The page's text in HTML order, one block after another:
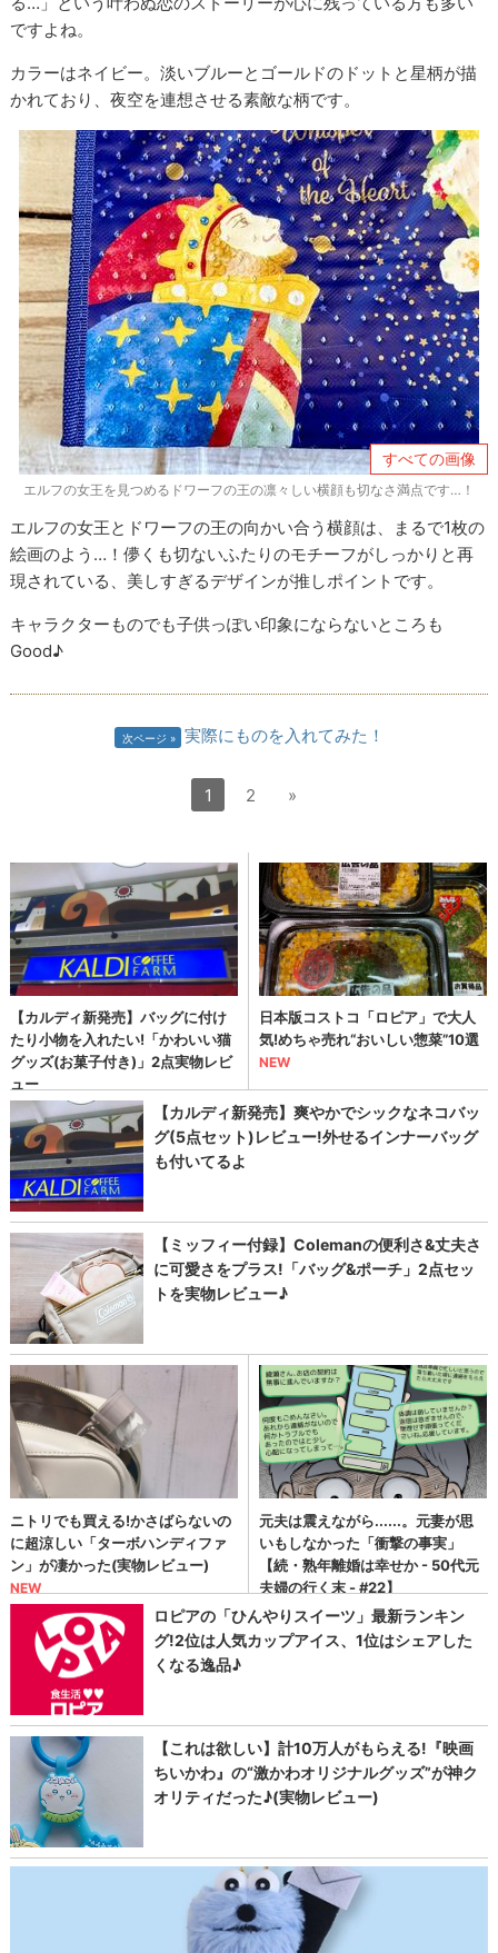
ですよね。
カラーはネイビー。淡いブルーとゴールドのドットと星柄が描
かれており、夜空を連想させる素敵な柄です。
すべての画像
エルフの女王を見つめるドワーフの王の凛々しい横顔も切なさ満点です…！
エルフの女王とドワーフの王の向かい合う横顔は、まるで1枚の
絵画のよう…！儚くも切ないふたりのモチーフがしっかりと再
現されている、美しすぎるデザインが推しポイントです。
キャラクターものでも子供っぽい印象にならないところも
Good♪
次ページ 実際にものを入れてみた！
1 2 »